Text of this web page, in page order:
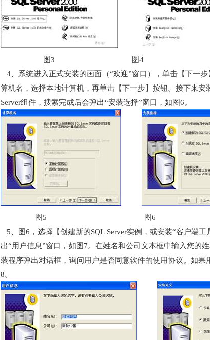
图3 图4
4、系统进入正式安装的画面（“欢迎”窗口），单击【下一
算机名，选择本地计算机，再单击【下一步】按钮。接下来安
Server组件，搜索完成后会弹出“安装选择”窗口，如图6。
图5 图6
5、图6，选择【创建新的SQL Server实例，或安装“客户端
出“用户信息”窗口，如图7。在姓名和公司文本框中输入您的
装程序弹出对话框，询问用户是否同意软件的使用协议。如果
8。